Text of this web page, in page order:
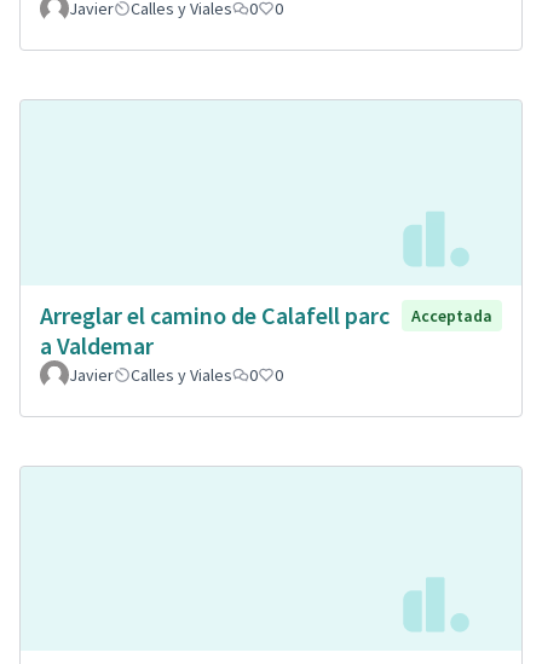
Javier
Calles y Viales 0 0
Arreglar el camino de Calafell parc
a Valdemar
Acceptada
Javier Calles y Viales 0 0